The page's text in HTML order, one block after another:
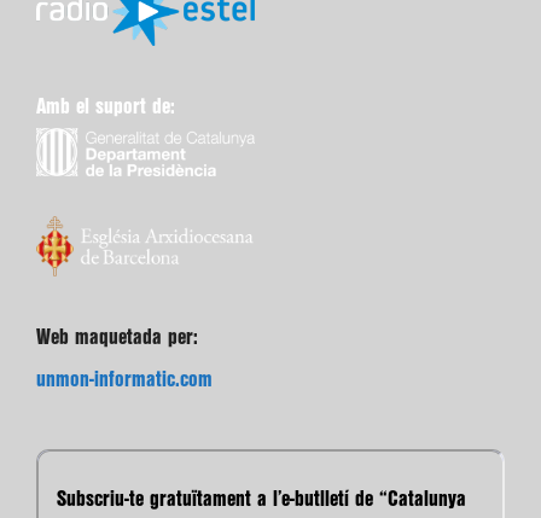
Amb el suport de:
Web maquetada per:
unmon-informatic.com
Subscriu-te gratuïtament a l’e-butlletí de “Catalunya